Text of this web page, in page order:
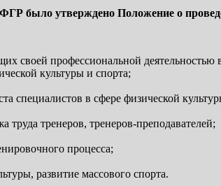
было утверждено Положение о
своей профессиональной деятельностью
культуры и спорта;
специалистов в сфере физической
тренеров, тренеров-преподавателей;
процесса;
развитие массового спорта.